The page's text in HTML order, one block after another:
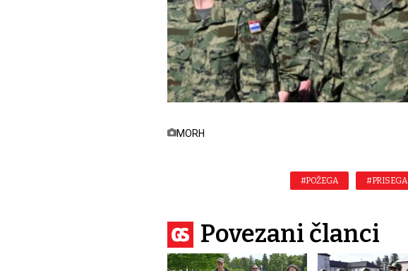
MORH
#POŽEGA #PRISEGA
Povezani članci